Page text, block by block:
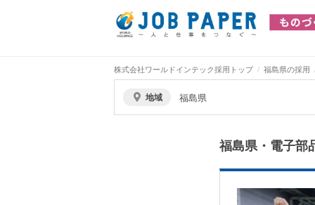
株式会社ワールドインテック採用トップ 福島県の採用
地域 福島県
福島県・電子部